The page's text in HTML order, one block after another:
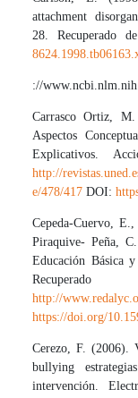
attachment
28. Recuperado
://
Carrasco Ortiz,
Aspectos
Explicativos.
http://
e/478/417 DOI:
Cepeda-Cuervo,
Piraquive- Peña,
Educación Básica
http://
https://doi.org/
Cerezo, F. (2006).
bullying
intervención.